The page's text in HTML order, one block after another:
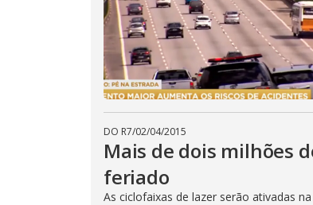
DO R7/02/04/2015
Mais de dois milhões
feriado
As ciclofaixas de lazer serão ativadas